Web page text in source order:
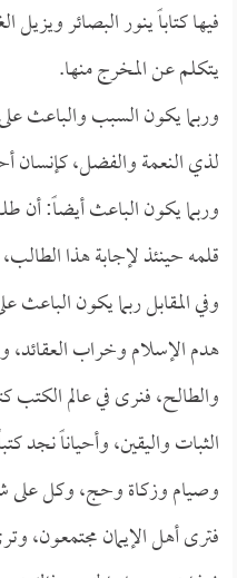
فيها كتاباً ينور البصائر
يتكلم عن المخرج منها.
وربما يكون السبب والباعث
لذي النعمة والفضل، كإنسان
وربما يكون الباعث أيضاً: أن
قلمه حينئذ لإجابة هذا
وفي المقابل ربما يكون الباعث
هدم الإسلام وخراب
والطالح، فنرى في عالم الكتب
الثبات واليقين، وأحياناً نجد
وصيام وزكاة وحج، وكل على
فترى أهل الإيمان مجتمعون،